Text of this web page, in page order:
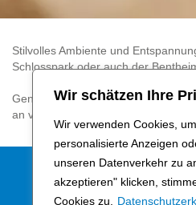
Wir schätzen Ihre
Wir verwenden Cookies,
personalisierte Anzeigen
unseren Datenverkehr zu
akzeptieren" klicken,
Cookies zu.
Stilvolles Ambiente und
Schlosspark oder auch der
Genießen Sie nachmittags im Café
an veganen und vegetarischen
Folge uns